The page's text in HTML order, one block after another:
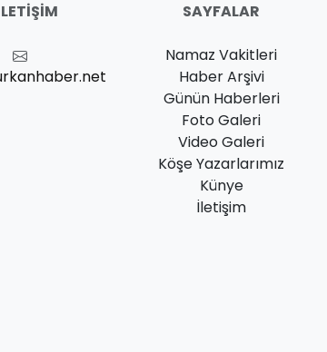
SAYFALAR
Namaz Vakitleri
Haber Arşivi
Günün Haberleri
Foto Galeri
Video Galeri
Köşe Yazarlarımız
Künye
İletişim